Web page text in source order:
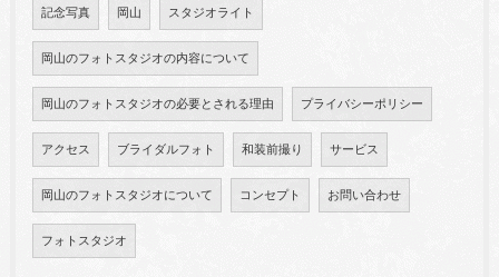
記念写真 岡山 スタジオライト
岡山のフォトスタジオの内容について
岡山のフォトスタジオの必要とされる理由 プライバシーポリシー
アクセス ブライダルフォト 和装前撮り サービス
岡山のフォトスタジオについて コンセプト お問い合わせ
フォトスタジオ